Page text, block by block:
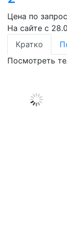
Цена по
На сайте с
Кратко
Посмотреть